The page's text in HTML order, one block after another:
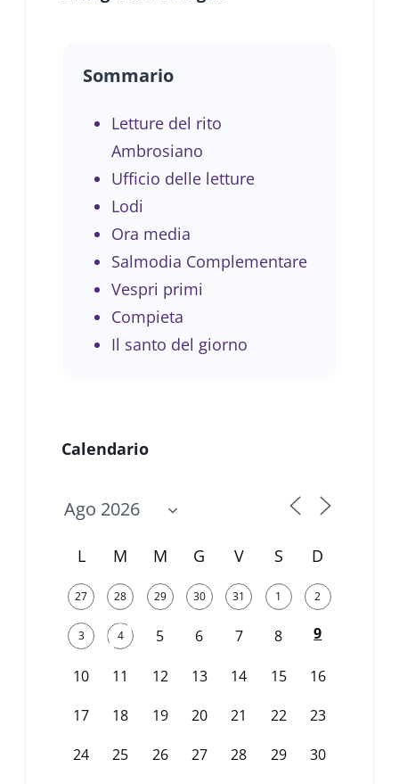
Sommario
Letture del rito
Ambrosiano
Ufficio delle letture
Lodi
Ora media
Salmodia Complementare
Vespri primi
Compieta
Il santo del giorno
Calendario
L M M G V S D
27 28 29 30 31 1 2
3 4 5 6 7 8 9
10 11 12 13 14 15 16
17 18 19 20 21 22 23
24 25 26 27 28 29 30